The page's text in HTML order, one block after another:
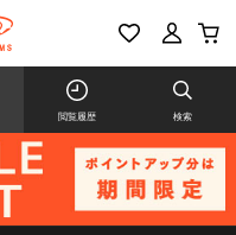
閲覧履歴 検索